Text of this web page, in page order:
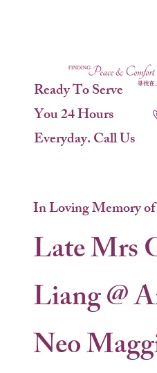
Ready To Serve
You 24 Hours
Everyday. Call Us
In Loving Memory of
Late Mrs
Liang @
Neo